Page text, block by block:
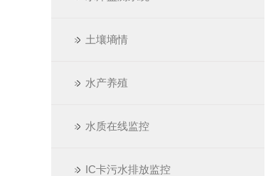
土壤墒情
水产养殖
水质在线监控
IC卡污水排放监控